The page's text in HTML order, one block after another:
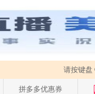
请按键盘
拼多多优惠券